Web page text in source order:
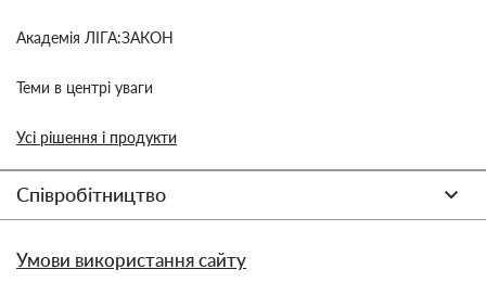
Академія ЛІГА:ЗАКОН
Теми в центрі уваги
Усі рішення і продукти
Співробітництво
Умови використання сайту